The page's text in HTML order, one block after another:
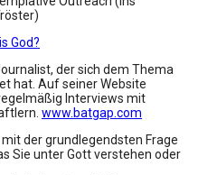
God?
der sich dem Thema
hat. Auf seiner Website
Interviews mit
www.batgap.com
mit der grundlegendsten Frage
Sie unter Gott verstehen oder